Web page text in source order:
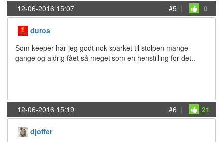
12-06-2016 15:07 #5 | 0
duros
Som keeper har jeg godt nok sparket til stolpen mange
gange og aldrig fået så meget som en henstilling for det..
12-06-2016 15:19 #6 | 21
djoffer